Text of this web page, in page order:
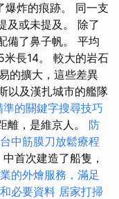
爆炸的痕跡。 同一支
及或未提及。 除了
備了鼻子帆。 平均
長14。 較大的岩石
的擴大，這些差異
以及漢扎城市的艦隊
準的關鍵字搜尋技巧
離，是維京人。 防
台中筋膜刀放鬆療程
首次建造了船隻，
的外燴服務，滿足
必要資料 居家打掃